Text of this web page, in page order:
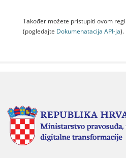
Također možete pristupiti ovom
(pogledajte Dokumenаtаcijа API-jа).